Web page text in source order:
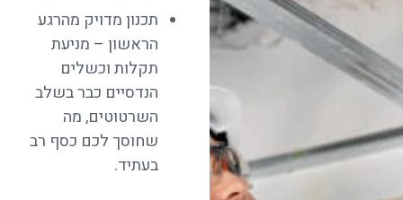
תכנון מדויק מהרגע
הראשון – מניעת
תקלות וכשלים
הנדסיים כבר בשלב
השרטוטים, מה
שחוסך לכם כסף רב
בעתיד.